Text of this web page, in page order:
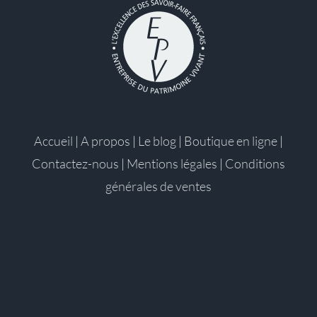
Accueil | A propos | Le blog | Boutique en ligne |
Contactez-nous | Mentions légales | Conditions
générales de ventes